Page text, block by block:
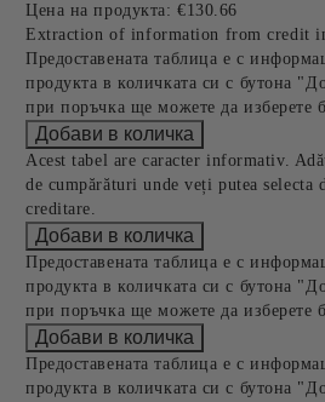
Цена на продукта: €130.66
Extraction of information from credit
Предоставената таблица е с
продукта в количката си с бутона
при поръчка ще можете да изберете
Acest tabel are caracter informativ.
de cumpărături unde veți putea selecta
creditare.
Предоставената таблица е с
продукта в количката си с бутона
при поръчка ще можете да изберете
Предоставената таблица е с
продукта в количката си с бутона